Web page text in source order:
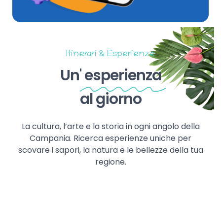
Itinerari & Esperienze
Un'esperienza
al giorno
La cultura, l’arte e la storia in ogni angolo della
Campania. Ricerca esperienze uniche per
scovare i sapori, la natura e le bellezze della tua
regione.